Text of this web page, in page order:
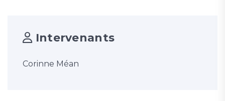
Intervenants
Corinne Méan